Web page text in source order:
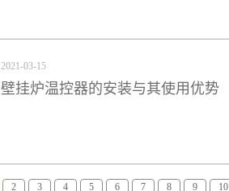
2021-03-15
壁挂炉温控器的安装与其使用优势
2 3 4 5 6 7 8 9 10